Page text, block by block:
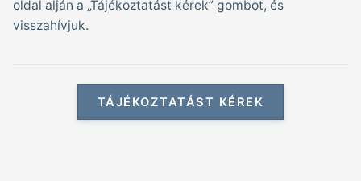
oldal alján a „Tájékoztatást kérek” gombot, és
visszahívjuk.
TÁJÉKOZTATÁST KÉREK